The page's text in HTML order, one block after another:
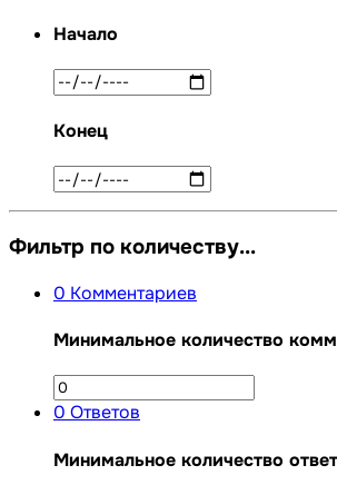
Начало
Конец
Фильтр по количеству...
0 Комментариев
Минимальное количество
0 Ответов
Минимальное количество